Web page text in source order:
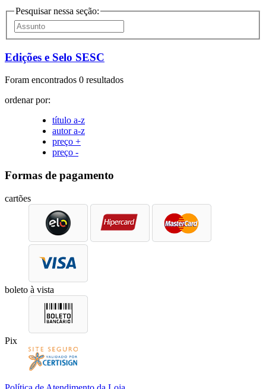
Pesquisar nessa seção:
Edições e Selo SESC
Foram encontrados 0 resultados
ordenar por:
título a-z
autor a-z
preço +
preço -
Formas de pagamento
cartões
boleto à vista
Pix